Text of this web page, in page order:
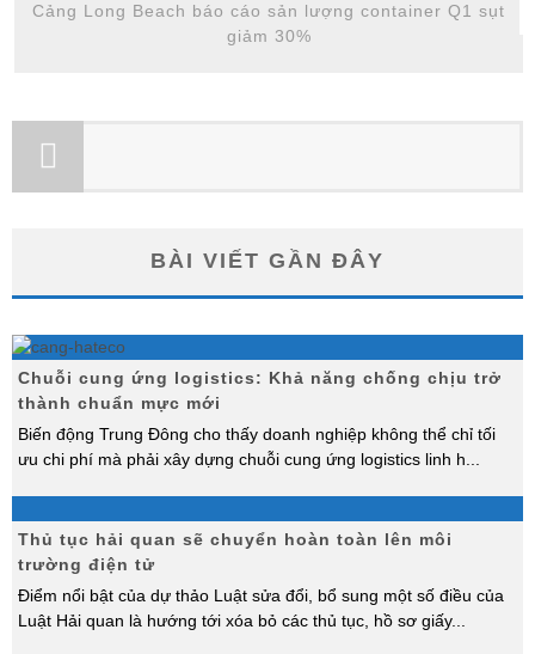
Cảng Long Beach báo cáo sản lượng container Q1 sụt
giảm 30%
BÀI VIẾT GẦN ĐÂY
Chuỗi cung ứng logistics: Khả năng chống chịu trở
thành chuẩn mực mới
Biến động Trung Đông cho thấy doanh nghiệp không thể chỉ tối
ưu chi phí mà phải xây dựng chuỗi cung ứng logistics linh h
Thủ tục hải quan sẽ chuyển hoàn toàn lên môi
trường điện tử
Điểm nổi bật của dự thảo Luật sửa đổi, bổ sung một số điều của
Luật Hải quan là hướng tới xóa bỏ các thủ tục, hồ sơ giấy...